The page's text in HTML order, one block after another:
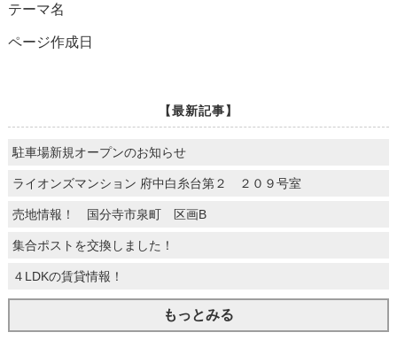
テーマ名
ページ作成日
【最新記事】
駐車場新規オープンのお知らせ
ライオンズマンション 府中白糸台第２ ２０９号室
売地情報！ 国分寺市泉町 区画B
集合ポストを交換しました！
４LDKの賃貸情報！
もっとみる